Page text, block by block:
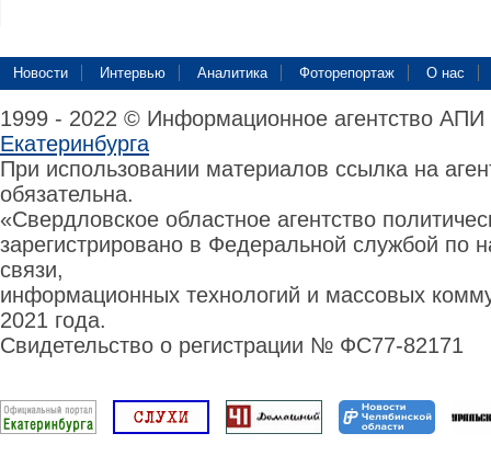
Новости Интервью Аналитика Фоторепортаж О нас
1999 - 2022 © Информационное агентство
Екатеринбурга
При использовании материалов ссылка на
обязательна.
«Свердловское областное агентство
зарегистрировано в Федеральной службой по
связи,
информационных технологий и массовых
2021 года.
Свидетельство о регистрации № ФС77-82171